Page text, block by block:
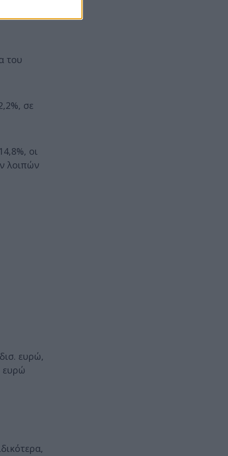
του
σε
οι
λοιπών
ευρώ,
ευρώ